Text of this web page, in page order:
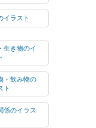
イラスト
生き物のイ
・飲み物の
ト
係のイラス